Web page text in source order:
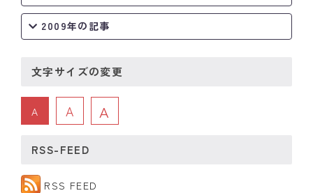
2009年の記事
文字サイズの変更
A A A
RSS-FEED
RSS FEED